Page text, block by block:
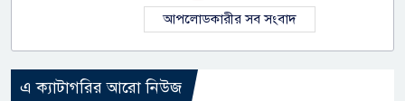
আপলোডকারীর সব সংবাদ
এ ক্যাটাগরির আরো নিউজ